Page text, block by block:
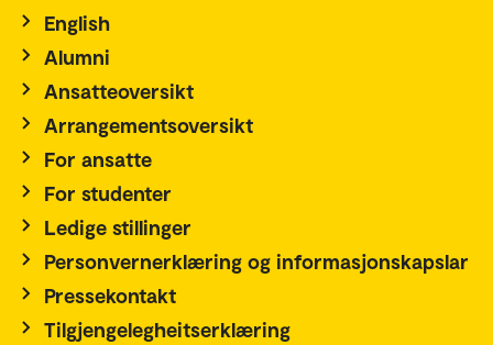
English
Alumni
Ansatteoversikt
Arrangementsoversikt
For ansatte
For studenter
Ledige stillinger
Personvernerklæring og informasjonskapslar
Pressekontakt
Tilgjengelegheitserklæring